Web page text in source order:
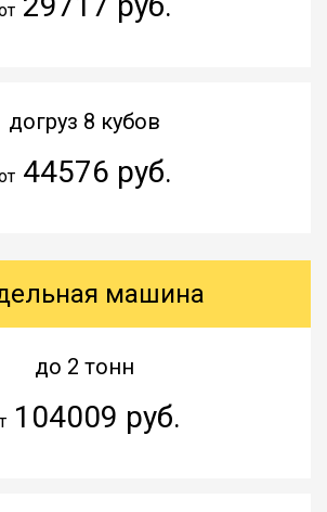
догруз 8 кубов
44576 руб.
машина
до 2 тонн
104009 руб.